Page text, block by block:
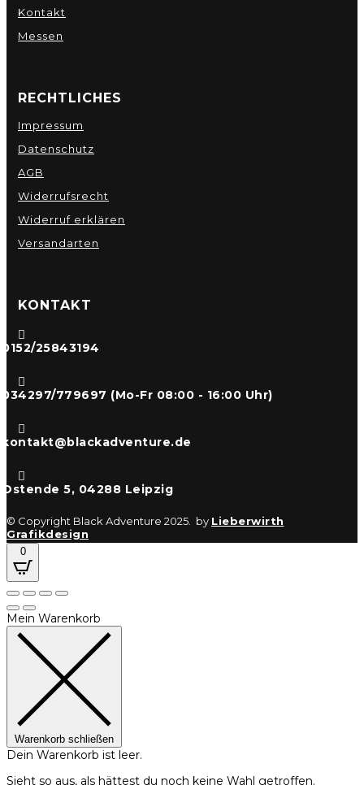
Kontakt
Messen
RECHTLICHES
Impressum
Datenschutz
AGB
Widerrufsrecht
Widerruf erklären
Versandarten
KONTAKT

0152/25843194

034297/779697 (Mo-Fr 08:00 - 16:00 Uhr)

kontakt@blackadventure.de

Ostende 5, 04288 Leipzig
© Copyright Black Adventure 2025. by Lieberwirth
Grafikdesign
0
Mein Warenkorb
Warenkorb schließen
Dein Warenkorb ist leer.
Sieht so aus, als hättest du noch keine Wahl getroffen.